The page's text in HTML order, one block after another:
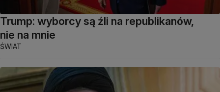
Trump: wyborcy są źli na republikanów,
nie na mnie
ŚWIAT